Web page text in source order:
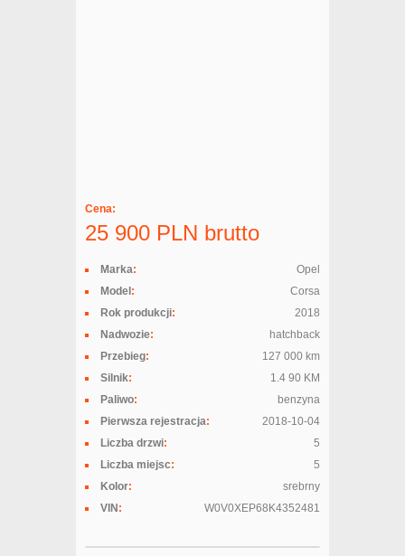
Cena:
25 900 PLN brutto
Marka:
Opel
Model:
Corsa
Rok produkcji:
2018
Nadwozie:
hatchback
Przebieg:
127 000 km
Silnik:
1.4 90 KM
Paliwo:
benzyna
Pierwsza rejestracja:
2018-10-04
Liczba drzwi:
5
Liczba miejsc:
5
Kolor:
srebrny
VIN: W0V0XEP68K4352481